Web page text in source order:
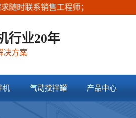
工程师；
行业20年
决方案
机 气动搅拌罐 产品中心